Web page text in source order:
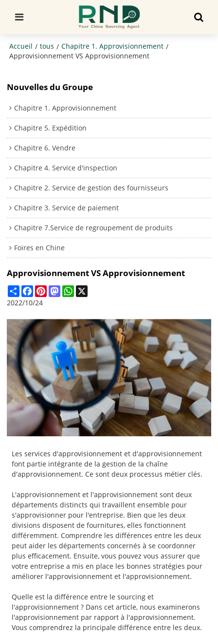
Accueil / tous / Chapitre 1. Approvisionnement /
Approvisionnement VS Approvisionnement
Nouvelles du Groupe
Chapitre 1. Approvisionnement
Chapitre 5. Expédition
Chapitre 6. Vendre
Chapitre 4. Service d'inspection
Chapitre 2. Service de gestion des fournisseurs
Chapitre 3. Service de paiement
Chapitre 7.Service de regroupement de produits
Foires en Chine
Approvisionnement VS Approvisionnement
ShareFacebookPinterestMastodonWhatsApp
2022/10/24
Les services d'approvisionnement et d'approvisionnement
font partie intégrante de la gestion de la chaîne
d'approvisionnement. Ce sont deux processus métier clés.
L'approvisionnement et l'approvisionnement sont deux
départements distincts qui travaillent ensemble pour
s'approvisionner pour l'entreprise. Bien que les deux
divisions disposent de fournitures, elles fonctionnent
différemment. Comprendre les différences entre les deux
peut aider les départements concernés à se coordonner
plus efficacement. Ensuite, vous pouvez vous assurer que
votre entreprise a mis en place les bonnes stratégies pour
améliorer l'approvisionnement et l'approvisionnement.
Quelle est la différence entre le sourcing et
l'approvisionnement ? Dans cet article, nous examinerons
l'approvisionnement par rapport à l'approvisionnement.
Vous comprendrez la principale différence entre les deux.